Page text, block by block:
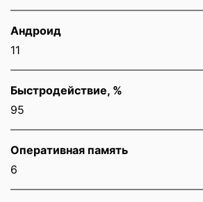
Андроид
11
Быстродействие, %
95
Оперативная память
6